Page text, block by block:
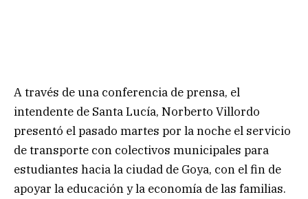
A través de una conferencia de prensa, el
intendente de Santa Lucía, Norberto Villordo
presentó el pasado martes por la noche el servicio
de transporte con colectivos municipales para
estudiantes hacia la ciudad de Goya, con el fin de
apoyar la educación y la economía de las familias.